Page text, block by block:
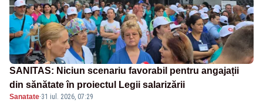
SANITAS: Niciun scenariu favorabil pentru angajații
din sănătate în proiectul Legii salarizării
Sanatate·31 iul. 2026, 07:29